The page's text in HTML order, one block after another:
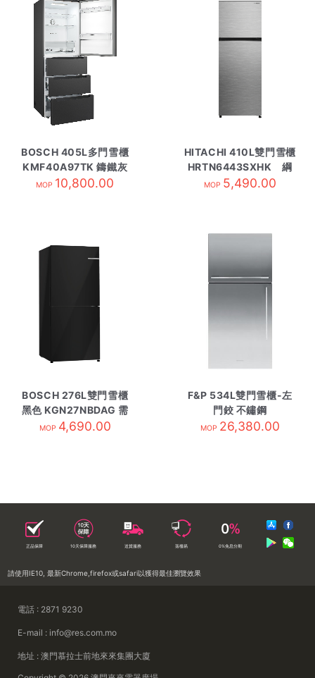
BOSCH 405L多門雪櫃
KMF40A97TK 鑄鐵灰
MOP 10,800.00
HITACHI 410L雙門雪櫃
HRTN6443SXHK 綱
灰
MOP 5,490.00
BOSCH 276L雙門雪櫃
黑色 KGN27NBDAG 需
訂貨
MOP 4,690.00
F&P 534L雙門雪櫃-左
門鉸 不鏽鋼
RF522WDLX4 需訂貨
MOP 26,380.00
正品保障 10天保障服務 送貨服務 落樓易 0%免息分期
請使用IE10, 最新Chrome,firefox或safari以獲得最佳瀏覽效果
電話 : 2871 9230
E-mail : info@res.com.mo
地址 : 澳門慕拉士前地來來集團大廈